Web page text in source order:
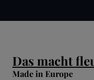
Das macht
Made in Europe